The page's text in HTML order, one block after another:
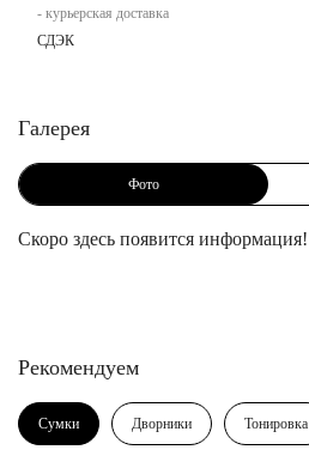
- курьерская доставка
СДЭК
Галерея
Фото
Скоро здесь появится информация!
Рекомендуем
Сумки Дворники Тонировка